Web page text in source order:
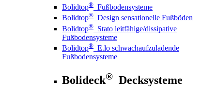
Bolidtop® Fußbodensysteme
Bolidtop® Design sensationelle Fußböden
Bolidtop® Stato leitfähige/dissipative
Fußbodensysteme
Bolidtop® E.lo schwachaufzuladende
Fußbodensysteme
Bolideck® Decksysteme